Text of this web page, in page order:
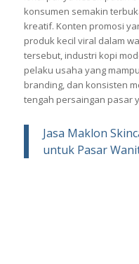
konsumen semakin
kreatif. Konten promosi
produk kecil viral dalam
tersebut, industri kopi
pelaku usaha yang
branding, dan konsisten
tengah persaingan pasar
Jasa Maklon
untuk Pasar